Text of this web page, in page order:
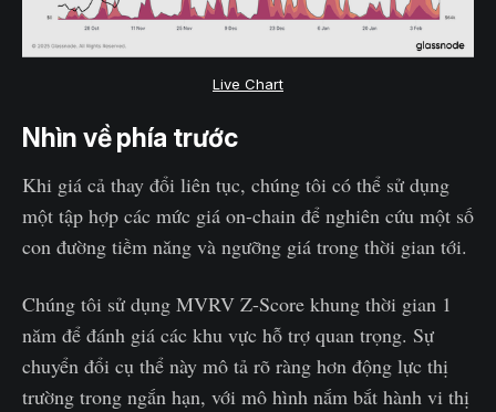
Live Chart
Nhìn về phía trước
Khi giá cả thay đổi liên tục, chúng tôi có thể sử dụng
một tập hợp các mức giá on-chain để nghiên cứu một số
con đường tiềm năng và ngưỡng giá trong thời gian tới.
Chúng tôi sử dụng MVRV Z-Score khung thời gian 1
năm để đánh giá các khu vực hỗ trợ quan trọng. Sự
chuyển đổi cụ thể này mô tả rõ ràng hơn động lực thị
trường trong ngắn hạn, với mô hình nắm bắt hành vi thị